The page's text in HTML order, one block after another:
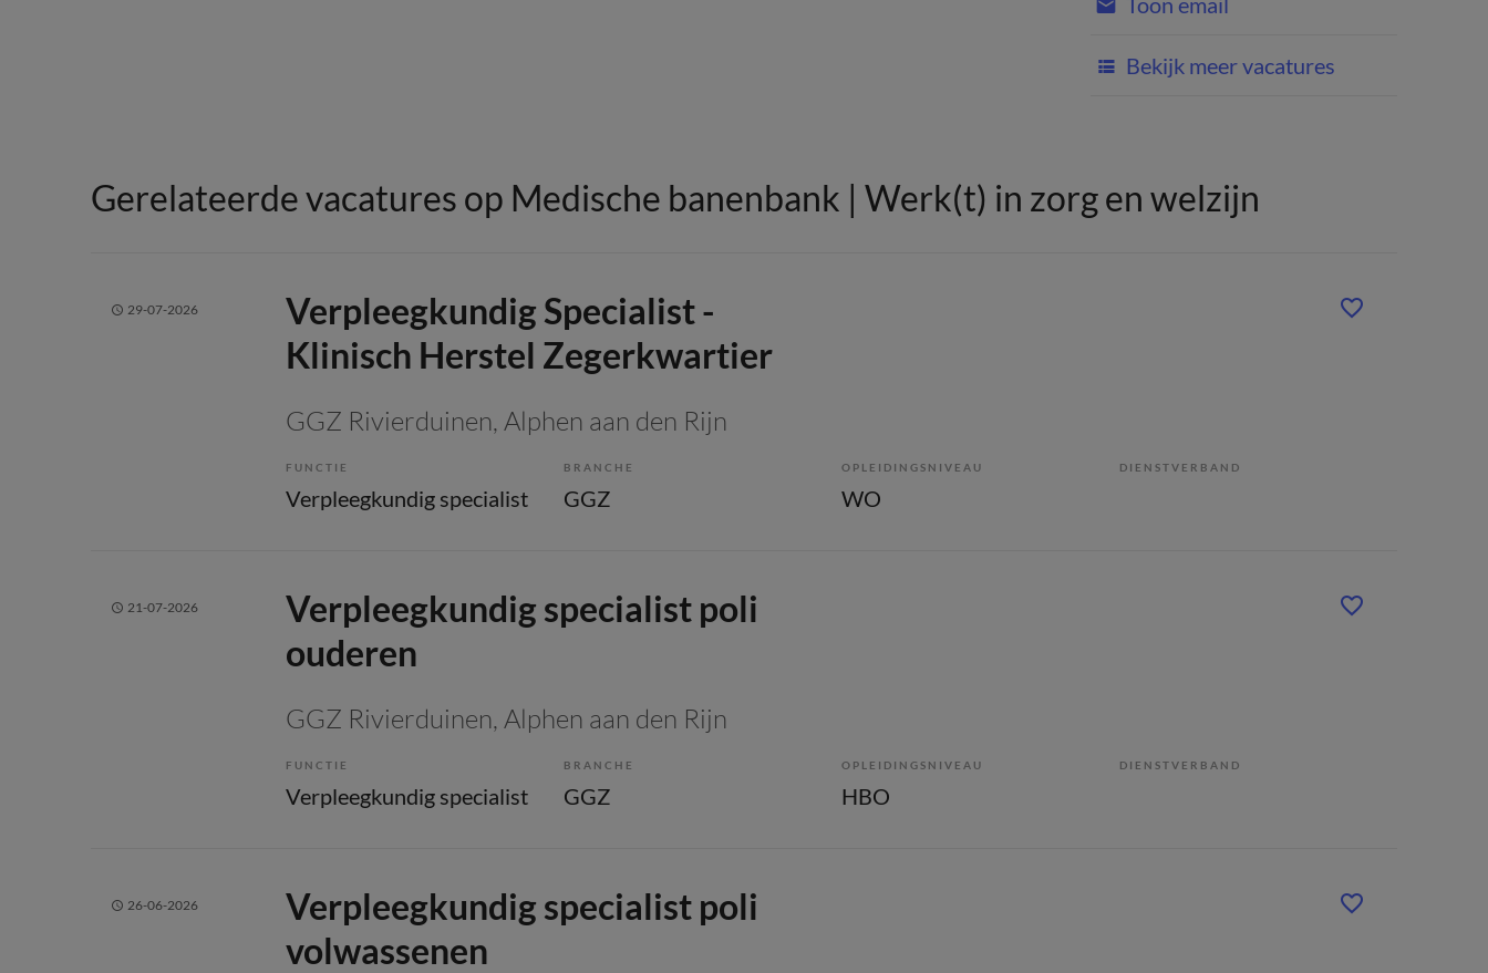
Bekijk meer vacatures
Gerelateerde vacatures op Medische banenbank | Werk(t) in zorg en welzijn
29-07-2026
Verpleegkundig Specialist -
Klinisch Herstel Zegerkwartier
GGZ Rivierduinen, Alphen aan den Rijn
FUNCTIE
Verpleegkundig specialist
BRANCHE
GGZ
OPLEIDINGSNIVEAU
WO
DIENSTVERBAND
21-07-2026
Verpleegkundig specialist poli
ouderen
GGZ Rivierduinen, Alphen aan den Rijn
FUNCTIE
Verpleegkundig specialist
BRANCHE
GGZ
OPLEIDINGSNIVEAU
HBO
DIENSTVERBAND
26-06-2026
Verpleegkundig specialist poli
volwassenen